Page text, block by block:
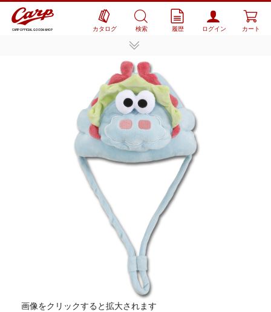
CARP OFFICIAL GOODS SHOP カタログ 検索 履歴 ログイン カート
画像をクリックすると拡大されます